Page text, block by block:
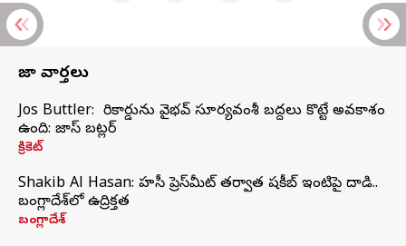
తాజా వార్తలు
Jos Buttler: నా రికార్డును వైభవ్ సూర్యవంశీ బద్దలు కొట్టే అవకాశం
ఉంది: జాస్ బట్లర్
క్రికెట్
Shakib Al Hasan: హసీనా ప్రెస్‌మీట్‌ తర్వాత షకీబ్‌ ఇంటిపై దాడి..
బంగ్లాదేశ్‌లో ఉద్రిక్తత
బంగ్లాదేశ్